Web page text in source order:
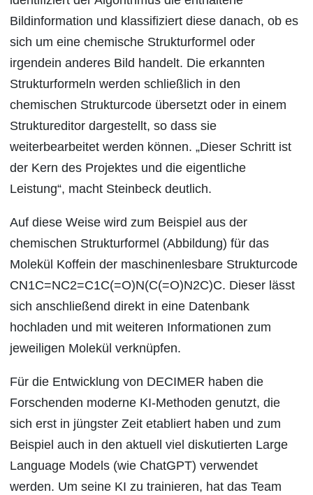
Bildinformation und klassifiziert diese danach, ob es
sich um eine chemische Strukturformel oder
irgendein anderes Bild handelt. Die erkannten
Strukturformeln werden schließlich in den
chemischen Strukturcode übersetzt oder in einem
Struktureditor dargestellt, so dass sie
weiterbearbeitet werden können. „Dieser Schritt ist
der Kern des Projektes und die eigentliche
Leistung“, macht Steinbeck deutlich.
Auf diese Weise wird zum Beispiel aus der
chemischen Strukturformel (Abbildung) für das
Molekül Koffein der maschinenlesbare Strukturcode
CN1C=NC2=C1C(=O)N(C(=O)N2C)C. Dieser lässt
sich anschließend direkt in eine Datenbank
hochladen und mit weiteren Informationen zum
jeweiligen Molekül verknüpfen.
Für die Entwicklung von DECIMER haben die
Forschenden moderne KI-Methoden genutzt, die
sich erst in jüngster Zeit etabliert haben und zum
Beispiel auch in den aktuell viel diskutierten Large
Language Models (wie ChatGPT) verwendet
werden. Um seine KI zu trainieren, hat das Team